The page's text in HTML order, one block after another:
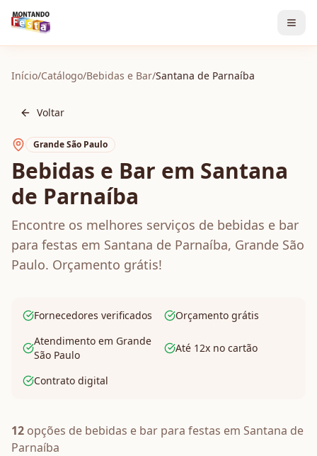
Início/Catálogo/Bebidas e Bar/Santana de Parnaíba
Voltar
Grande São Paulo
Bebidas e Bar em Santana
de Parnaíba
Encontre os melhores serviços de bebidas e bar
para festas em Santana de Parnaíba, Grande São
Paulo. Orçamento grátis!
Fornecedores verificados
Orçamento grátis
Atendimento em Grande
São Paulo
Até 12x no cartão
Contrato digital
12 opções de bebidas e bar para festas em Santana de
Parnaíba